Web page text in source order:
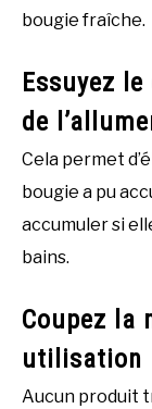
bougie fraîche.
Essuyez
de
Cela permet
bougie a pu
accumuler si
bains.
Coupez la
utilisation
Aucun produit